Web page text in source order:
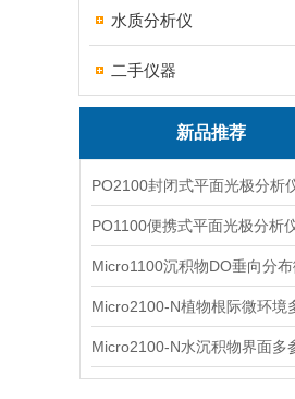
水质分析仪
二手仪器
新品推荐